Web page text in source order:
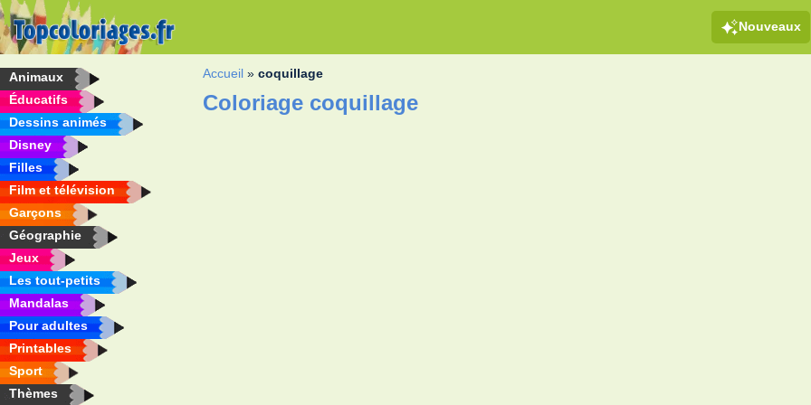
Nouveaux
Animaux
Éducatifs
Dessins animés
Disney
Filles
Film et télévision
Garçons
Géographie
Jeux
Les tout-petits
Mandalas
Pour adultes
Printables
Sport
Thèmes
Accueil »coquillage
Coloriage coquillage